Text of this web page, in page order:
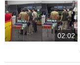
02:02